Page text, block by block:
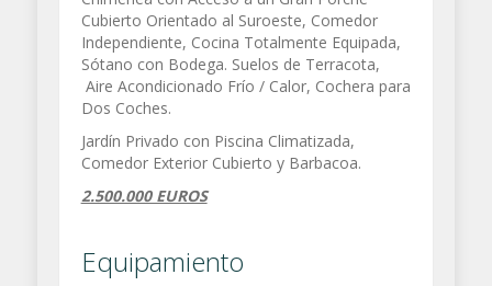
Cubierto Orientado al Suroeste, Comedor
Independiente, Cocina Totalmente Equipada,
Sótano con Bodega. Suelos de Terracota,
Aire Acondicionado Frío / Calor, Cochera para
Dos Coches.
Jardín Privado con Piscina Climatizada,
Comedor Exterior Cubierto y Barbacoa.
2.500.000 EUROS
Equipamiento